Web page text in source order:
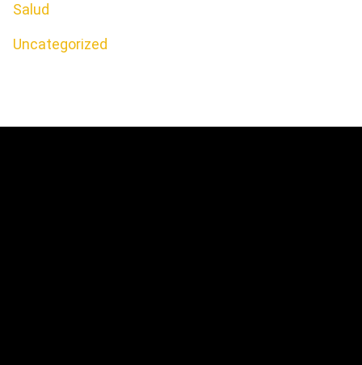
Salud
Uncategorized